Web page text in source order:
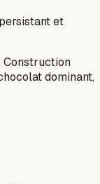
et
Construction
dominant,